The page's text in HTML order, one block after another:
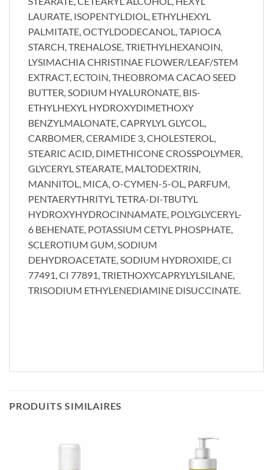
LAURATE, ISOPENTYLDIOL, ETHYLHEXYL
PALMITATE, OCTYLDODECANOL, TAPIOCA
STARCH, TREHALOSE, TRIETHYLHEXANOIN,
LYSIMACHIA CHRISTINAE FLOWER/LEAF/STEM
EXTRACT, ECTOIN, THEOBROMA CACAO SEED
BUTTER, SODIUM HYALURONATE, BIS-
ETHYLHEXYL HYDROXYDIMETHOXY
BENZYLMALONATE, CAPRYLYL GLYCOL,
CARBOMER, CERAMIDE 3, CHOLESTEROL,
STEARIC ACID, DIMETHICONE CROSSPOLYMER,
GLYCERYL STEARATE, MALTODEXTRIN,
MANNITOL, MICA, O-CYMEN-5-OL, PARFUM,
PENTAERYTHRITYL TETRA-DI-TBUTYL
HYDROXYHYDROCINNAMATE, POLYGLYCERYL-
6 BEHENATE, POTASSIUM CETYL PHOSPHATE,
SCLEROTIUM GUM, SODIUM
DEHYDROACETATE, SODIUM HYDROXIDE, CI
77491, CI 77891, TRIETHOXYCAPRYLYLSILANE,
TRISODIUM ETHYLENEDIAMINE DISUCCINATE.
PRODUITS SIMILAIRES